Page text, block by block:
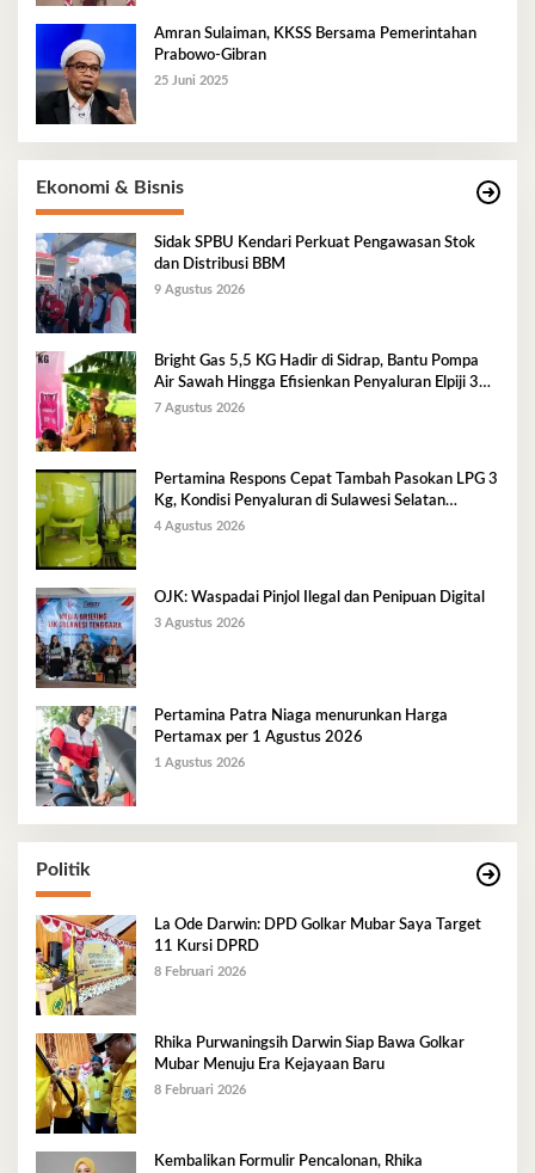
Amran Sulaiman, KKSS Bersama Pemerintahan
Prabowo-Gibran
25 Juni 2025
Ekonomi & Bisnis
Sidak SPBU Kendari Perkuat Pengawasan Stok
dan Distribusi BBM
9 Agustus 2026
Bright Gas 5,5 KG Hadir di Sidrap, Bantu Pompa
Air Sawah Hingga Efisienkan Penyaluran Elpiji 3
Kg
7 Agustus 2026
Pertamina Respons Cepat Tambah Pasokan LPG 3
Kg, Kondisi Penyaluran di Sulawesi Selatan
Berlangsung Kondusif
4 Agustus 2026
OJK: Waspadai Pinjol Ilegal dan Penipuan Digital
3 Agustus 2026
Pertamina Patra Niaga menurunkan Harga
Pertamax per 1 Agustus 2026
1 Agustus 2026
Politik
La Ode Darwin: DPD Golkar Mubar Saya Target
11 Kursi DPRD
8 Februari 2026
Rhika Purwaningsih Darwin Siap Bawa Golkar
Mubar Menuju Era Kejayaan Baru
8 Februari 2026
Kembalikan Formulir Pencalonan, Rhika